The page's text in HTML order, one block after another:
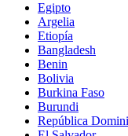
Egipto
Argelia
Etiopía
Bangladesh
Benin
Bolivia
Burkina Faso
Burundi
República